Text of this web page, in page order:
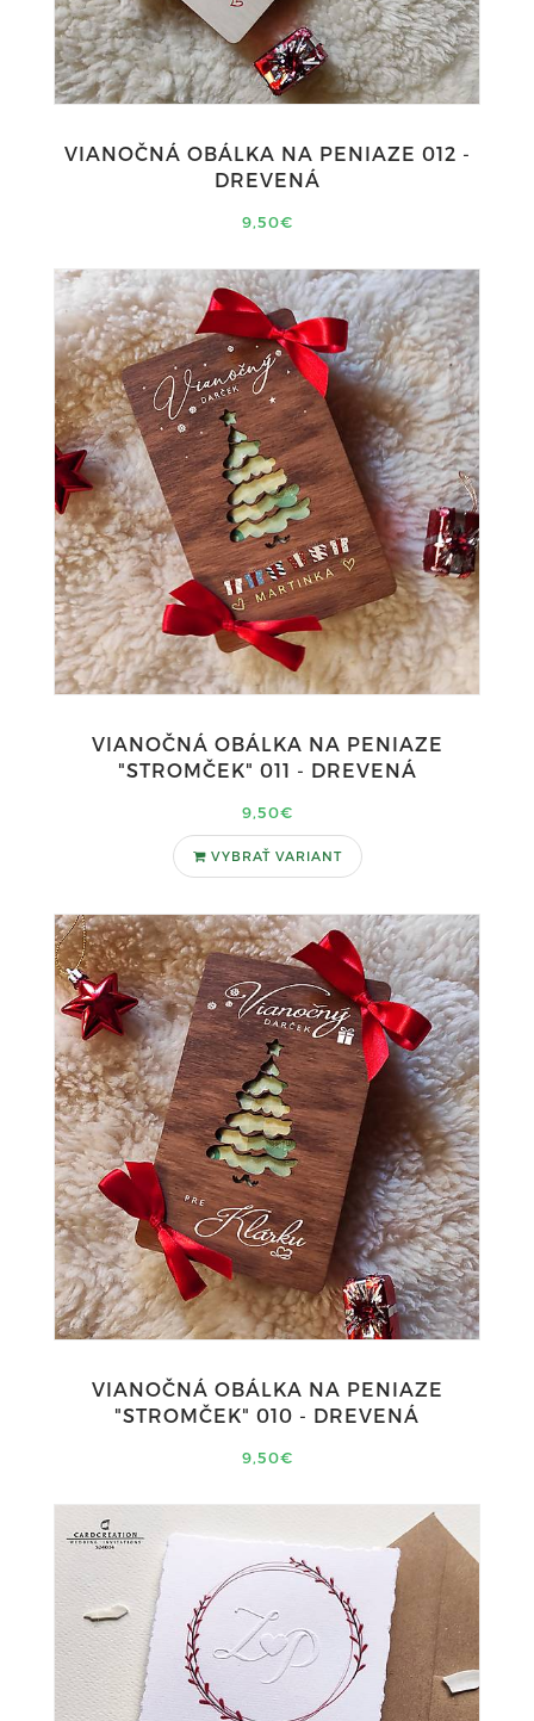
VIANOČNÁ OBÁLKA NA PENIAZE 012 -
DREVENÁ
9,50€
VIANOČNÁ OBÁLKA NA PENIAZE
"STROMČEK" 011 - DREVENÁ
9,50€
VYBRAŤ VARIANT
VIANOČNÁ OBÁLKA NA PENIAZE
"STROMČEK" 010 - DREVENÁ
9,50€